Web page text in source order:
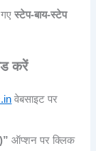
गएस्टेप-बाय-स्टेप
करें
वेबसाइट पर
ऑप्शन पर क्लिक